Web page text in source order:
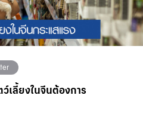
เลี้ยงในจีนต้องการ